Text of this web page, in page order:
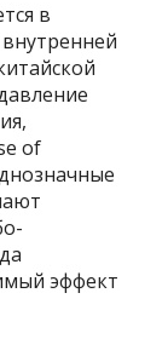
в
of
эффект